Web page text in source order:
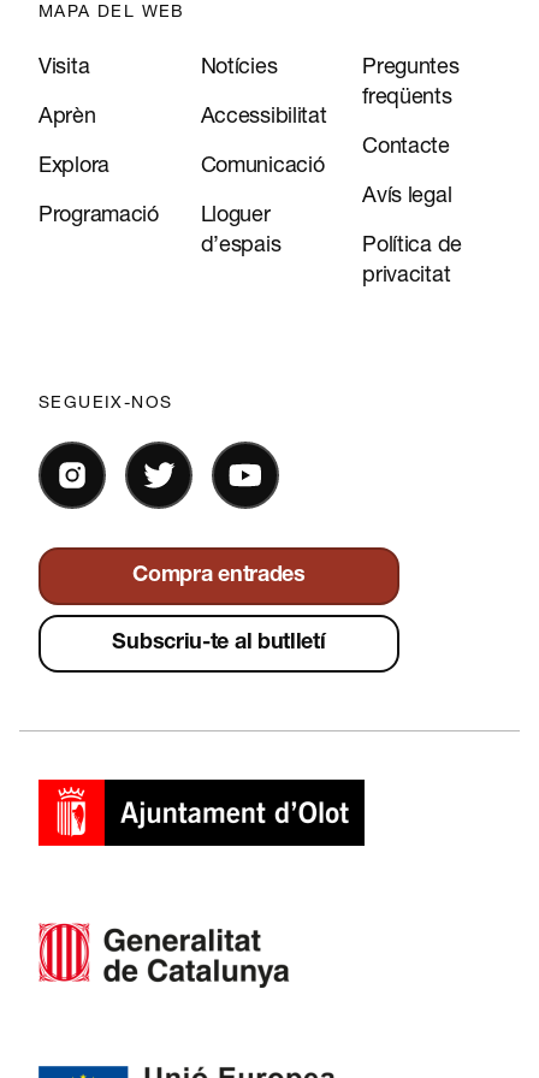
MAPA DEL WEB
Visita
Aprèn
Explora
Programació
Notícies
Accessibilitat
Comunicació
Lloguer
d’espais
Preguntes
freqüents
Contacte
Avís legal
Política de
privacitat
SEGUEIX-NOS
Compra entrades
Subscriu-te al butlletí